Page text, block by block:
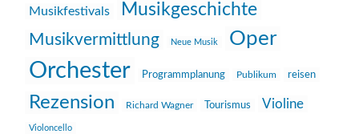
Musikfestivals Musikgeschichte
Musikvermittlung Neue Musik Oper
Orchester Programmplanung Publikum reisen
Rezension Richard Wagner Tourismus Violine
Violoncello